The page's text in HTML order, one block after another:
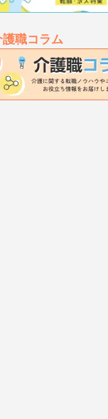
護職コラム